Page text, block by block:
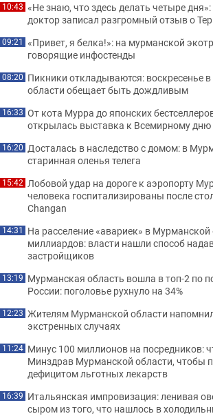
10:43 «Не знаю, что здесь делать четыре
доктор записал разгромный отзыв о
09:21 «Привет, я белка!»: на мурманской
говорящие инфостенды
08:20 Пикники откладываются: воскресенье
области обещает быть дождливым
16:33 От кота Мурра до японских
открылась выставка к Всемирному
16:20 Досталась в наследство с домом: в
старинная оленья телега
15:42 Лобовой удар на дороге к аэропорту
человека госпитализированы после
Changan
14:31 На расселение «авариек» в
миллиардов: власти нашли способ
застройщиков
13:19 Мурманская область вошла в топ-2 по
России: поголовье рухнуло на 34%
12:23 Жителям Мурманской области
экстренных случаях
11:24 Минус 100 миллионов на посредников:
Минздрав Мурманской области, чтобы
дефицитом льготных лекарств
16:39 Итальянская импровизация: ленивая
сыром из того, что нашлось в